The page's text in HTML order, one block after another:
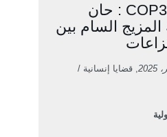
مؤتمر المناخ COP30 : حان
السام بين
, قضايا إنسانية /